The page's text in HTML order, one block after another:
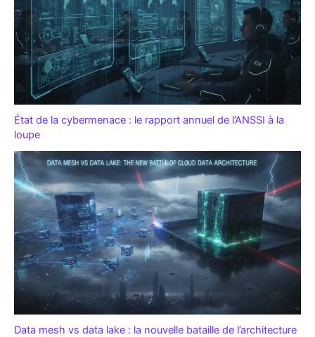
État de la cybermenace : le rapport annuel de l’ANSSI à la
loupe
Data mesh vs data lake : la nouvelle bataille de l’architecture